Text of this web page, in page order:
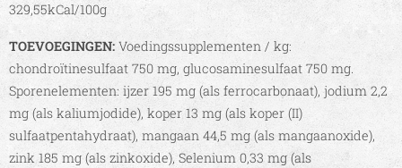
329,55kCal/100g
TOEVOEGINGEN: Voedingssupplementen / kg:
chondroïtinesulfaat 750 mg, glucosaminesulfaat 750 mg.
Sporenelementen: ijzer 195 mg (als ferrocarbonaat), jodium 2,2
mg (als kaliumjodide), koper 13 mg (als koper (II)
sulfaatpentahydraat), mangaan 44,5 mg (als mangaanoxide),
zink 185 mg (als zinkoxide), Selenium 0,33 mg (als